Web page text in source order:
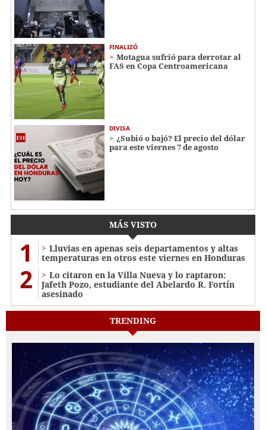
FINALIZÓ
Motagua sufrió para derrotar al
FAS en Copa Centroamericana
DIVISA
¿Subió o bajó? El precio del dólar
para este viernes 7 de agosto
MÁS VISTO
1
Lluvias en apenas seis departamentos y altas
temperaturas en otros este viernes en Honduras
2
Lo citaron en la Villa Nueva y lo raptaron:
Jafeth Pozo, estudiante del Abelardo R. Fortín
asesinado
TRENDING